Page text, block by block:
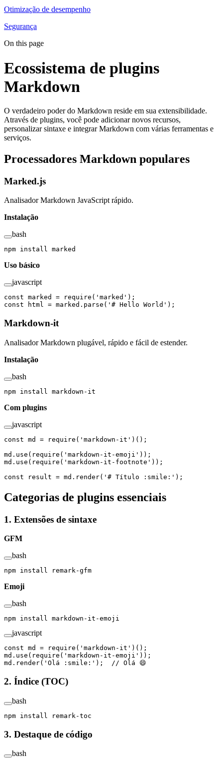
Otimização de desempenho
Segurança
On this page
Ecossistema de plugins
Markdown
O verdadeiro poder do Markdown reside em sua extensibilidade.
Através de plugins, você pode adicionar novos recursos,
personalizar sintaxe e integrar Markdown com várias ferramentas e
serviços.
Processadores Markdown populares
Marked.js
Analisador Markdown JavaScript rápido.
Instalação
bash
npm install marked
Uso básico
javascript
const marked = require ( 'marked' );
const html = marked. parse ( '# Hello World' );
Markdown-it
Analisador Markdown plugável, rápido e fácil de estender.
Instalação
bash
npm install markdown-it
Com plugins
javascript
const md = require ( 'markdown-it' )();
md. use ( require ( 'markdown-it-emoji' ));
md. use ( require ( 'markdown-it-footnote' ));
const result = md. render( '# Título :smile:' );
Categorias de plugins essenciais
1. Extensões de sintaxe
GFM
bash
npm install remark-gfm
Emoji
bash
npm install markdown-it-emoji
javascript
const md = require ( 'markdown-it' )();
md. use ( require ( 'markdown-it-emoji' ));
md. render( 'Olá :smile:' ); // Olá 😄
2. Índice (TOC)
bash
npm install remark-toc
3. Destaque de código
bash